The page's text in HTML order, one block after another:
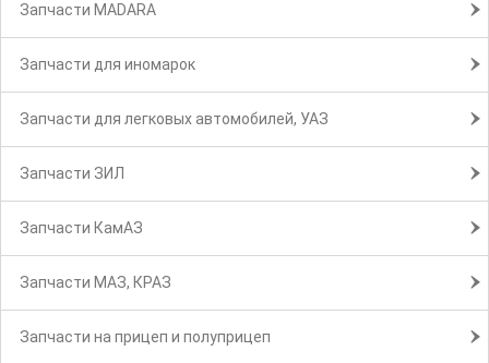
Запчасти MADARA
Запчасти для иномарок
Запчасти для легковых автомобилей, УАЗ
Запчасти ЗИЛ
Запчасти КамАЗ
Запчасти МАЗ, КРАЗ
Запчасти на прицеп и полуприцеп